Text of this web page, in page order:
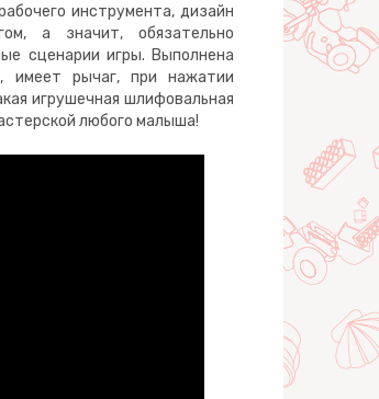
инструмента, дизайн
а значит, обязательно
сценарии игры. Выполнена
имеет рычаг, при нажатии
игрушечная шлифовальная
любого малыша!